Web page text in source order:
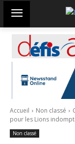
Accueil Non classé
pour les Lions
Non classé